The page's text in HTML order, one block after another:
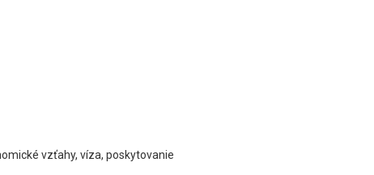
vzťahy, víza, poskytovanie